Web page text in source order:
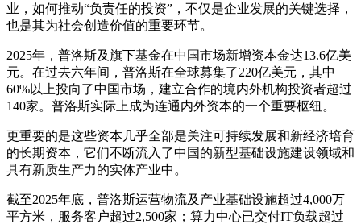
业，如何推动“负责任的投资”，不仅是企业发展的关键选择，
也是其为社会创造价值的重要环节。
2025年，普洛斯及旗下基金在中国市场新增资本金达13.6亿美
元。在过去六年间，普洛斯在全球募集了220亿美元，其中
60%以上投向了中国市场，建立合作的境内外机构投资者超过
140家。普洛斯实际上成为连通内外资本的一个重要枢纽。
更重要的是这些资本几乎全部是关注可持续发展和新经济培育
的长期资本，它们不断流入了中国的新型基础设施建设领域和
具有新质生产力的实体产业中。
截至2025年底，普洛斯运营物流及产业基础设施超过4,000万
平方米，服务客户超过2,500家；算力中心已交付IT负载超过